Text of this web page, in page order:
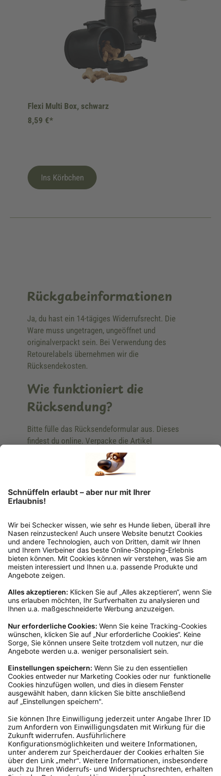
Flexi Multi Box, schwarz
8,59 €*
Ins Körbchen
Rückgabeinformationen
Ja, du hast ein 14-tägiges Widerrufsrecht. Die
Ware muss ungetragen, ungeöffnet und
originalverpackt sein. Bei Verwendung des
Retourelabels übernehmen wir die
Rücksendekosten.
Wie funktioniert die
Rücksendung?
Bitte fülle das Rücksendeformular aus. Dieses
findest du online. Verpacke die Artikel
anschließend sicher und klebe das
Rücksendeetikett auf das Paket. Dieses kannst du
dir in deinem Kundenkonto anfordern. Hast du als
Gast bestellt, schreibe uns eine Email an
verkauf@schecker.de oder rufe zu unseren
Rücksendeetikett zukommen.
Kundenservice
Mo – Fr 9 – 17 Uhr, Sa 9 – 13 Uhr
Ruf uns an
04942-60 64 080
Schreibe uns
verkauf@schecker.de
WhatsApp Support
+49 1520 8997191
Tritt unserem Newsletter bei